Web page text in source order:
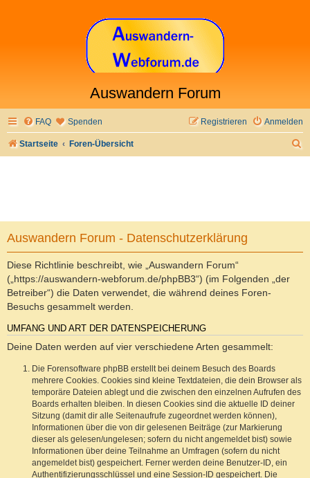
Auswandern Forum
FAQ Spenden Anmelden
Registrieren
Startseite Foren-Übersicht
Auswandern Forum - Datenschutzerklärung
Diese Richtlinie beschreibt, wie „Auswandern Forum“
(„https://auswandern-webforum.de/phpBB3“) (im Folgenden „der
Betreiber“) die Daten verwendet, die während deines Foren-
Besuchs gesammelt werden.
UMFANG UND ART DER DATENSPEICHERUNG
Deine Daten werden auf vier verschiedene Arten gesammelt:
Die Forensoftware phpBB erstellt bei deinem Besuch des Boards
mehrere Cookies. Cookies sind kleine Textdateien, die dein Browser als
temporäre Dateien ablegt und die zwischen den einzelnen Aufrufen des
Boards erhalten bleiben. In diesen Cookies sind die aktuelle ID deiner
Sitzung (damit dir alle Seitenaufrufe zugeordnet werden können),
Informationen über die von dir gelesenen Beiträge (zur Markierung
dieser als gelesen/ungelesen; sofern du nicht angemeldet bist) sowie
Informationen über deine Teilnahme an Umfragen (sofern du nicht
angemeldet bist) gespeichert. Ferner werden deine Benutzer-ID, ein
Authentifizierungsschlüssel und eine Session-ID gespeichert. Die